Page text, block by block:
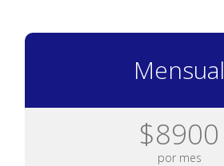
Mensual
$8900
por mes